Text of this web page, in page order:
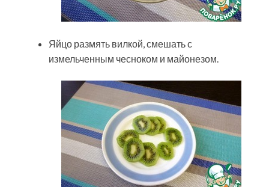
Яйцо размять вилкой, смешать с
измельченным чесноком и майонезом.